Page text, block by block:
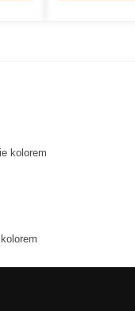
kolorem